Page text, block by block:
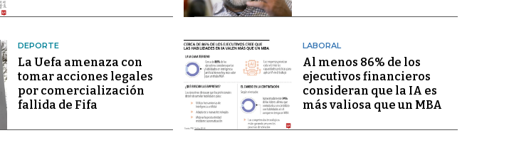
DEPORTE
La Uefa amenaza con
tomar acciones legales
por comercialización
fallida de Fifa
LABORAL
Al menos 86% de los
ejecutivos financieros
consideran que la IA es
más valiosa que un MBA